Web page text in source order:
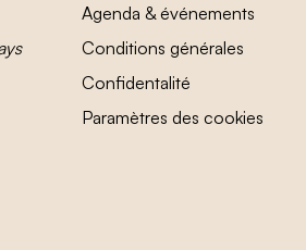
Agenda & événements
Conditions générales
Confidentalité
Paramètres des cookies